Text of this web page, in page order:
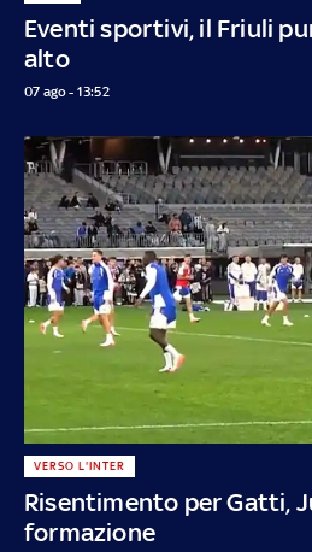
Eventi sportivi, il Friuli
alto
07 ago - 13:52
Risentimento per Gatti,
formazione
VERSO L'INTER